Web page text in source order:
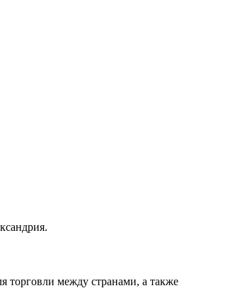
торговли между странами, а также